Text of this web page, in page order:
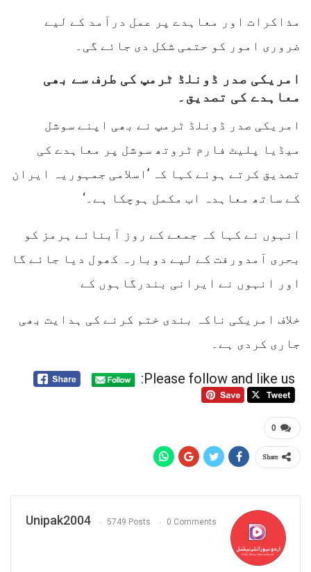
مذاکرات اور معاہدے پر عمل درآمد کے لیے
ضروری امور کو حتمی شکل دی جائے گی۔
امریکی صدر ڈونلڈ ٹرمپ کی طرف سے بھی
معاہدے کی تصدیق۔
امریکی صدر ڈونلڈ ٹرمپ نے بھی اپنے سوشل
میڈیا پلیٹ فارم ٹروتھ سوشل پر معاہدے کی
تصدیق کرتے ہوئے کہا کہ ’اسلامی جمہوریہ ایران
کے ساتھ معاہدہ اب مکمل ہوچکا ہے۔‘
انہوں نے کہا کہ جمعے کے روز آبنائے ہرمز کو
بحری آمدورفت کے لیے دوبارہ کھول دیا جائے گا
اور انہوں نے ایرانی بندرگاہوں کے
خلاف امریکی ناکہ بندی ختم کرنے کی ہدایت بھی
جاری کردی ہے۔
Please follow and like us:
0
Share
Unipak2004 5749 Posts 0 Comments